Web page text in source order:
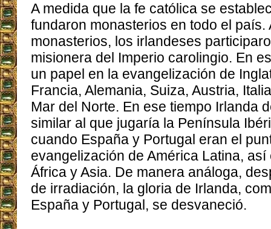
A medida que la fe católica se
fundaron monasterios en todo el país.
monasterios, los irlandeses
misionera del Imperio carolingio. En
un papel en la evangelización de
Francia, Alemania, Suiza, Austria,
Mar del Norte. En ese tiempo Irlanda
similar al que jugaría la Península
cuando España y Portugal eran el
evangelización de América Latina,
África y Asia. De manera análoga,
de irradiación, la gloria de Irlanda,
España y Portugal, se desvaneció.